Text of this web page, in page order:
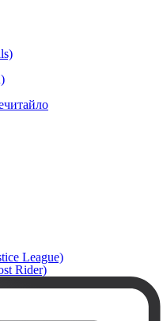
League)
Rider)